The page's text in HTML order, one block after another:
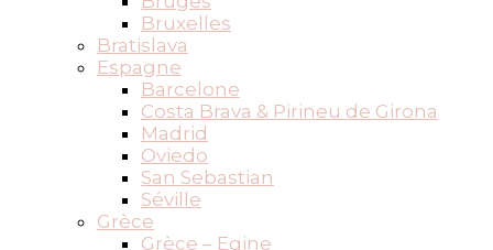
Bruxelles
Bratislava
Espagne
Barcelone
Costa Brava & Pirineu de Girona
Madrid
Oviedo
San Sebastian
Séville
Grèce
Grèce – Egine